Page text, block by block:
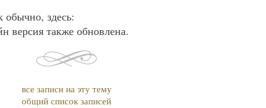
здесь:
версия также обновлена.
все записи на эту тему
общий список записей